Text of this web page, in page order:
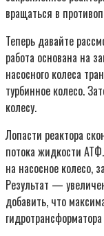
вращаться в
Теперь давайте
работа основана на
насосного колеса
турбинное колесо.
колесу.
Лопасти реактора
потока жидкости
на насосное колесо,
Результат —
добавить, что